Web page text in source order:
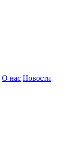
О нас Новости